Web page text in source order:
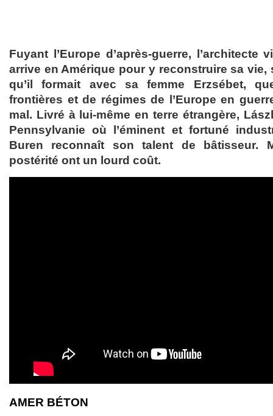
Fuyant l’Europe d’après-guerre, l’architecte
arrive en Amérique pour y reconstruire sa vie,
qu’il formait avec sa femme Erzsébet,
frontières et de régimes de l’Europe en
mal. Livré à lui-même en terre étrangère,
Pennsylvanie où l’éminent et fortuné
Buren reconnaît son talent de bâtisseur.
postérité ont un lourd coût.
AMER BÉTON